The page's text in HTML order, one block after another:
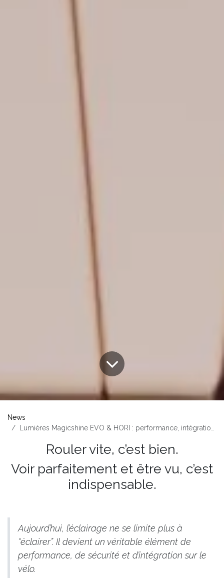
News
Lumières Magicshine EVO & HORI : performance, intégration et contrôle total
Rouler vite, c’est bien.
Voir parfaitement et être vu, c’est
indispensable.
Aujourd’hui, l’éclairage ne se limite plus à
“éclairer”. Il devient un véritable élément de
performance, de sécurité et d’intégration sur le
vélo.